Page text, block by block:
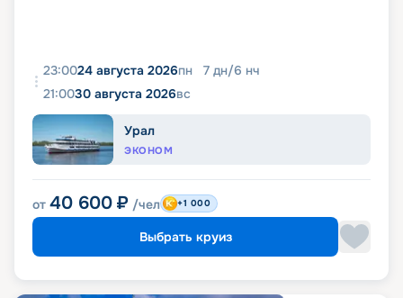
23:0024 августа 2026пн 7 дн/6 нч
21:0030 августа 2026вс
Урал
ЭКОНОМ
от 40 600 ₽ /чел +1 000
Выбрать круиз